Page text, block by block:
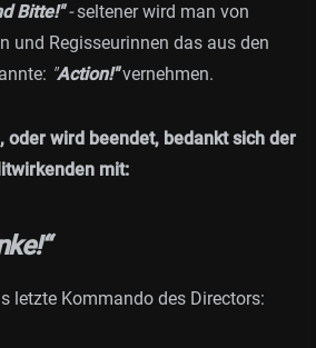
Bitte!"-seltener wird man von
und Regisseurinnen das aus den
"Action!"vernehmen.
oder wird beendet, bedankt sich der
mit:
letzte Kommando des Directors: